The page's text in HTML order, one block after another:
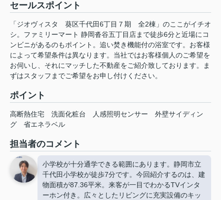
セールスポイント
「ジオヴィスタ 葵区千代田6丁目７期 全2棟」のここがイチオ
シ。ファミリーマート 静岡沓谷五丁目店まで徒歩6分と近場にコ
ンビニがあるのもポイント。追い焚き機能付の浴室です。お客様
によって希望条件は異なります。当社ではお客様個人のご希望を
お伺いし、それにマッチした不動産をご紹介致しております。ま
ずはスタッフまでご希望をお申し付けください。
ポイント
高断熱住宅 洗面化粧台 人感照明センサー
外壁サイディン
グ
省エネラベル
担当者のコメント
小学校が十分通学できる範囲にあります。静岡市立
千代田小学校が徒歩7分です。今回紹介するのは、建
物面積が87.36平米。来客が一目でわかるTVインタ
ーホン付き。広々としたリビングに充実設備のキッ